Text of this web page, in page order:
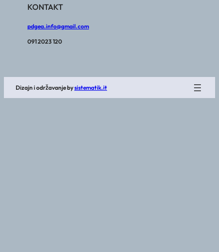
KONTAKT
pdgea.info@gmail.com
091 2023 120
Dizajn i održavanje bysistematik.it